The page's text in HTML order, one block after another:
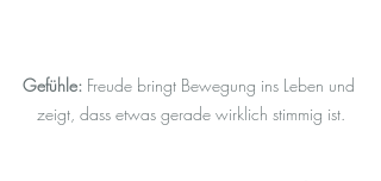
Gefühle: Freude bringt Bewegung ins Leben und
zeigt, dass etwas gerade wirklich stimmig ist.